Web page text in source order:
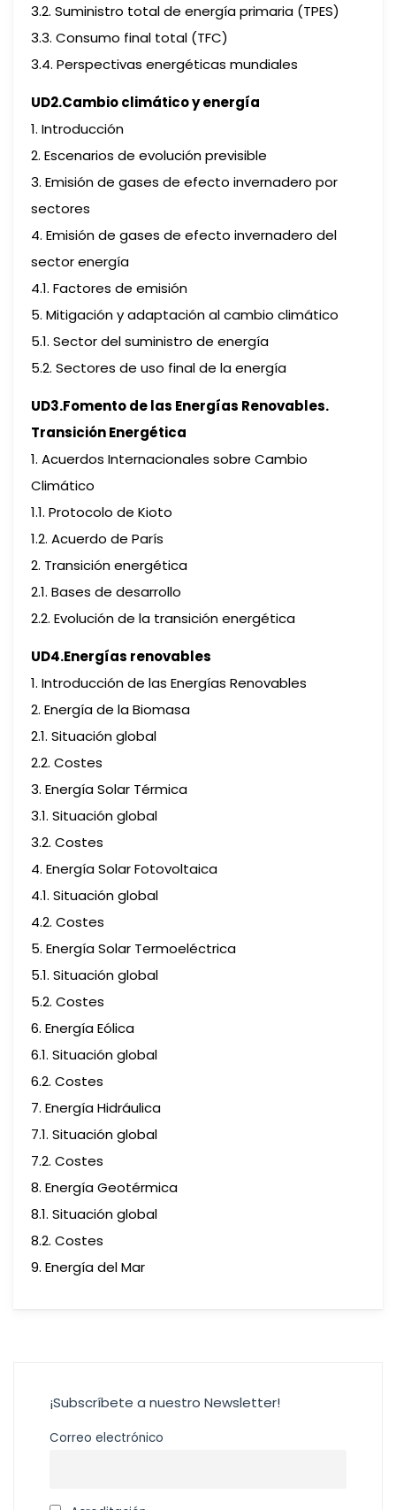
3.2. Suministro total de energía primaria (TPES)
3.3. Consumo final total (TFC)
3.4. Perspectivas energéticas mundiales
UD2.Cambio climático y energía
1. Introducción
2. Escenarios de evolución previsible
3. Emisión de gases de efecto invernadero por
sectores
4. Emisión de gases de efecto invernadero del
sector energía
4.1. Factores de emisión
5. Mitigación y adaptación al cambio climático
5.1. Sector del suministro de energía
5.2. Sectores de uso final de la energía
UD3.Fomento de las Energías Renovables.
Transición Energética
1. Acuerdos Internacionales sobre Cambio
Climático
1.1. Protocolo de Kioto
1.2. Acuerdo de París
2. Transición energética
2.1. Bases de desarrollo
2.2. Evolución de la transición energética
UD4.Energías renovables
1. Introducción de las Energías Renovables
2. Energía de la Biomasa
2.1. Situación global
2.2. Costes
3. Energía Solar Térmica
3.1. Situación global
3.2. Costes
4. Energía Solar Fotovoltaica
4.1. Situación global
4.2. Costes
5. Energía Solar Termoeléctrica
5.1. Situación global
5.2. Costes
6. Energía Eólica
6.1. Situación global
6.2. Costes
7. Energía Hidráulica
7.1. Situación global
7.2. Costes
8. Energía Geotérmica
8.1. Situación global
8.2. Costes
9. Energía del Mar
¡Subscríbete a nuestro Newsletter!
Correo electrónico